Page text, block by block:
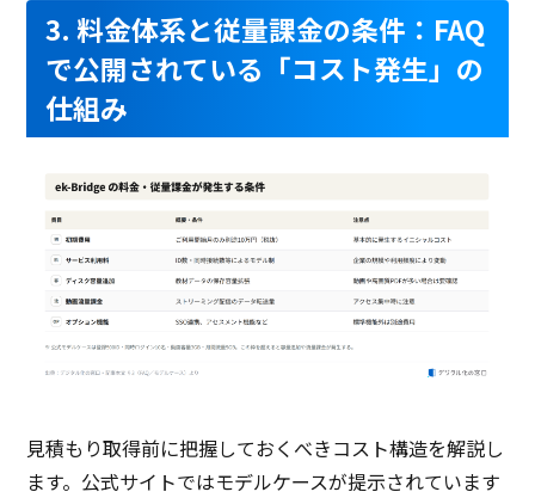
3. 料金体系と従量課金の条件：FAQ
で公開されている「コスト発生」の
仕組み
見積もり取得前に把握しておくべきコスト構造を解説し
ます。公式サイトではモデルケースが提示されています